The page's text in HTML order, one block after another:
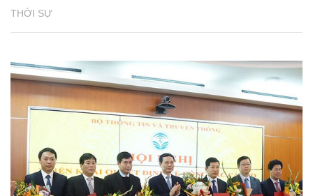
THỜI SỰ